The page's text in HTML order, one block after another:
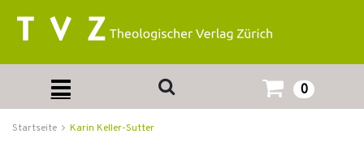
0
Startseite Karin Keller-Sutter